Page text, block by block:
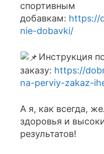
спортивным
добавкам: https://
nie-dobavki/
Инструкция
заказу: https://
na-perviy-zakaz-
А я, как всегда,
здоровья и
результатов!